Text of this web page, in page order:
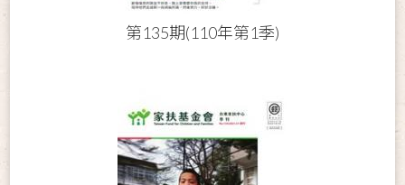
第135期(110年第1季)